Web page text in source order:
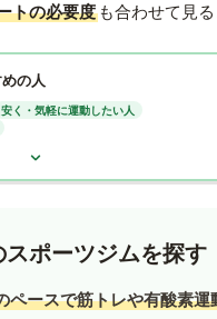
トの必要度 も合わせて見
の人
安く・気軽に運動したい人
ポーツジムを探す
ペースで筋トレや有酸素運